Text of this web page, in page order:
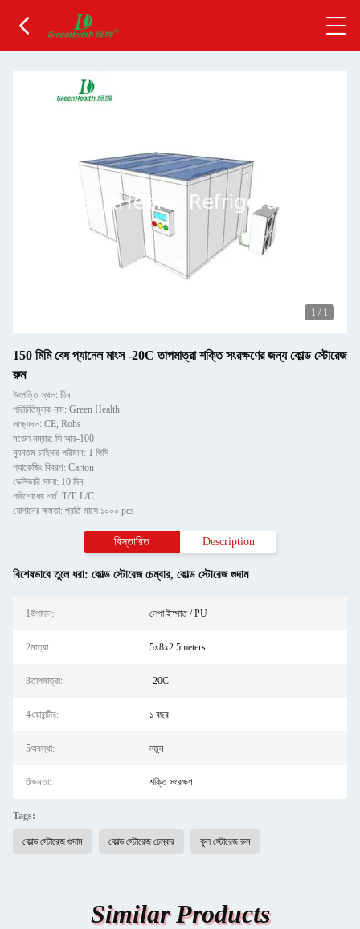
1 / 1
150 মিমি বেধ প্যানেল মাংস -20C তাপমাত্রা শক্তি সংরক্ষণের জন্য কোল্ড স্টোরেজ
রুম
উৎপত্তি স্থল: চীন
পরিচিতিমুলক নাম: Green Health
সাক্ষ্যদান: CE, Rohs
মডেল নম্বার: সি আর-100
ন্যূনতম চাহিদার পরিমাণ: 1 পিসি
প্যাকেজিং বিবরণ: Carton
ডেলিভারি সময়: 10 দিন
পরিশোধের শর্ত: T/T, L/C
যোগানের ক্ষমতা: প্রতি মাসে ১০০০ pcs
বিস্তারিত Description
বিশেষভাবে তুলে ধরা: কোল্ড স্টোরেজ চেম্বার, কোল্ড স্টোরেজ গুদাম
1উপাদান: লেপা ইস্পাত / PU
2মাত্রা: 5x8x2.5meters
3তাপমাত্রা: -20C
4ওয়ারান্টীর: ১ বছর
5অবস্থা: নতুন
6ক্ষমতা: শক্তি সংরক্ষণ
Tags:
কোল্ড স্টোরেজ গুদাম কোল্ড স্টোরেজ চেম্বার কুল স্টোরেজ রুম
Similar Products